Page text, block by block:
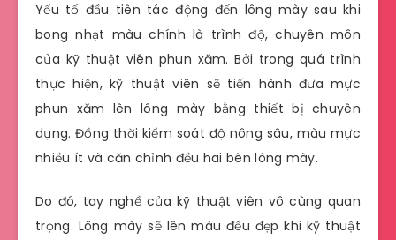
Yếu tố đầu tiên tác động đến lông mày sau khi
bong nhạt màu chính là trình độ, chuyên môn
của kỹ thuật viên phun xăm. Bởi trong quá trình
thực hiện, kỹ thuật viên sẽ tiến hành đưa mực
phun xăm lên lông mày bằng thiết bị chuyên
dụng. Đồng thời kiểm soát độ nông sâu, màu mực
nhiều ít và căn chỉnh đều hai bên lông mày.
Do đó, tay nghề của kỹ thuật viên vô cùng quan
trọng. Lông mày sẽ lên màu đều đẹp khi kỹ thuật